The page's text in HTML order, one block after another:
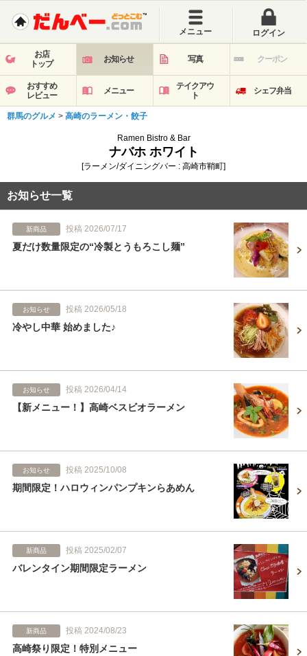
メニュー ログイン
お店
トップ
お知らせ 写真 クーポン
おすすめ
レビュー
メニュー
テイクアウ
ト
シェフ弁当
群馬のグルメ > 高崎のラーメン・餃子
Ramen Bistro & Bar
ナバホ ホワイト
[ラーメン/ダイニングバー : 高崎市鞘町]
お知らせ一覧
新商品 投稿 2026/07/17
夏だけ数量限定の“冷製とうもろこし麺”
お知らせ 投稿 2026/05/18
冷やし中華 始めました♪
お知らせ 投稿 2026/04/14
【新メニュー！】高崎ベスビオラーメン
お知らせ 投稿 2025/10/08
期間限定！ハロウィンパンプキンらあめん
新商品 投稿 2025/02/07
バレンタイン期間限定ラーメン
新商品 投稿 2024/08/23
高崎祭り限定！特別メニュー